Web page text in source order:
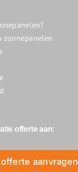
zonnepanelen
offerte aan:
aanvragen